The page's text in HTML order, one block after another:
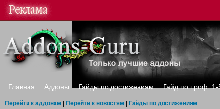
Главная Аддоны Гайды по достижениям Гайд по проф. 1-
Перейти к аддонам Перейти к новостям Гайды по достижениям